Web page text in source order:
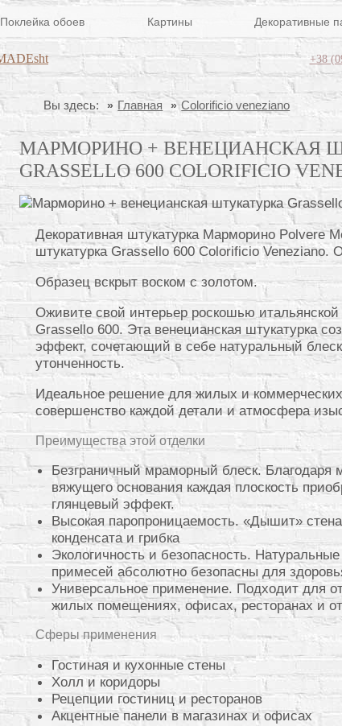
Поклейка обоев Картины Декоративные
+38
Вы здесь: Главная Colorificio veneziano
МАРМОРИНО + ВЕНЕЦИАНСКАЯ
GRASSELLO 600 COLORIFICIO
Декоративная штукатурка Марморино Polvere
штукатурка Grassello 600 Colorificio Veneziano.
Образец вскрыт воском с золотом.
Оживите свой интерьер роскошью
Grassello 600. Эта венецианская штукатурка
эффект, сочетающий в себе натуральный
утонченность.
Идеальное решение для жилых и
совершенство каждой детали и атмосфера
Преимущества этой отделки
Безграничный мраморный блеск. Благодаря
вяжущего основания каждая плоскость
глянцевый эффект.
Высокая паропроницаемость. «Дышит»
конденсата и грибка
Экологичность и безопасность.
примесей абсолютно безопасны для
Универсальное применение. Подходит для
жилых помещениях, офисах, ресторанах и
Сферы применения
Гостиная и кухонные стены
Холл и коридоры
Рецепции гостиниц и ресторанов
Акцентные панели в магазинах и офисах